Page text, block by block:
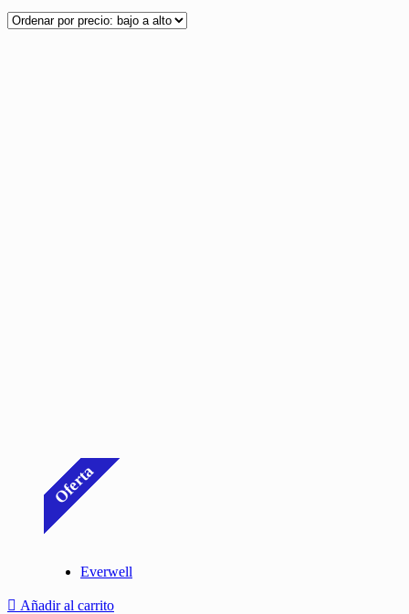
Oferta
Everwell
Añadir al carrito